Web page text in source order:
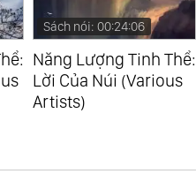
Sách nói: 00:24:06
Năng Lượng Tinh Thể:
Lời Của Núi (Various
Artists)